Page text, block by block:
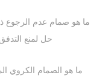
ما هو صمام عدم الرجوع
حل لمنع
ما هو الصمام الكروي